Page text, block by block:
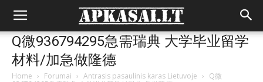
Q微936794295急需瑞典 大学毕业留学
材料/加急做隆德
Home › Forumai › Antrasis pasaulinis karas Lietuvoje › Q微